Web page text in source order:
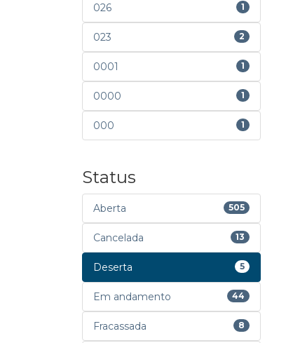
026 1
023 2
0001 1
0000 1
000 1
Status
Aberta 505
Cancelada 13
Deserta 5
Em andamento 44
Fracassada 8